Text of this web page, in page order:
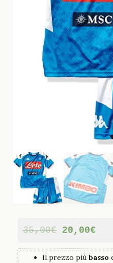
35,00€ 20,00€
Il prezzo più basso